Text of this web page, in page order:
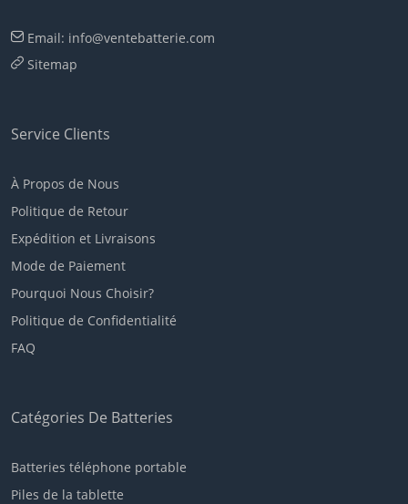
Email: info@ventebatterie.com
Sitemap
Service Clients
À Propos de Nous
Politique de Retour
Expédition et Livraisons
Mode de Paiement
Pourquoi Nous Choisir?
Politique de Confidentialité
FAQ
Catégories De Batteries
Batteries téléphone portable
Piles de la tablette